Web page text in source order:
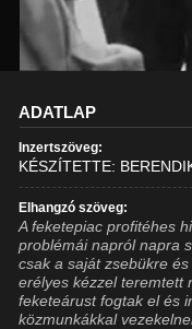
ADATLAP
Inzertszöveg:
KÉSZÍTETTE:
Elhangzó szöveg:
A feketepiac profitéhes
problémái napról napra
csak a saját zsebükre
erélyes kézzel teremtett
feketeárust fogtak el és
közmunkákkal